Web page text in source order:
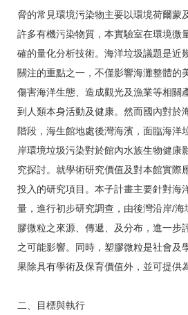
脅的常見環境污染物主要以環境荷爾蒙
許多有機污染物質，本實驗室在環境微
確的量化分析技術。海洋垃圾議題是近
關注的重點之一，不僅影響海灘整體的
傷害海洋生態、造成觀光及漁業等相關
到人類本身活動及健康。然而國內對於
階段，海生館地處後灣海濱，面臨海洋
岸環境垃圾污染對於館內水族生物健康
究探討。就學術研究價值及對本館實際
投入的研究項目。本子計畫主要針對海
量，進行初步研究調查，由後灣沿岸/
膠微粒之來源、傳遞、及分布，進一步
之可能影響。同時，塑膠微粒是社會及
果除具有學術及保育價值外，並可提供
二、目標與執行